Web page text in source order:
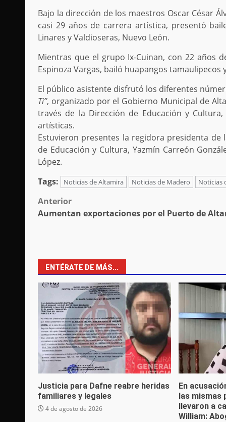
Bajo la dirección de los maestros Oscar César
casi 29 años de carrera artística, presentó
Linares y Valdioseras, Nuevo León.
Mientras que el grupo Ix-Cuinan, con 22 años
Espinoza Vargas, bailó huapangos
El público asistente disfrutó los diferentes
Ti’’, organizado por el Gobierno Municipal de
través de la Dirección de Educación y
artísticas.
Estuvieron presentes la regidora presidenta de
de Educación y Cultura, Yazmín Carreón
López.
Tags:
Noticias de Altamira Noticias de Madero Noticias
Post
navigation
Anterior
Aumentan exportaciones por el Puerto de
ENTÉRATE DE MÁS...
Justicia para Dafne reabre heridas
familiares y legales
4 de agosto de 2026
En
las mismas
llevaron a
William: